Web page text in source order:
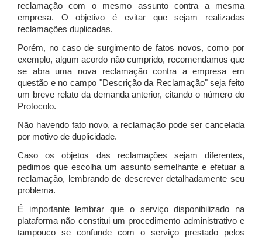
reclamação com o mesmo assunto contra a mesma
empresa. O objetivo é evitar que sejam realizadas
reclamações duplicadas.
Porém, no caso de surgimento de fatos novos, como por
exemplo, algum acordo não cumprido, recomendamos que
se abra uma nova reclamação contra a empresa em
questão e no campo "Descrição da Reclamação" seja feito
um breve relato da demanda anterior, citando o número do
Protocolo.
Não havendo fato novo, a reclamação pode ser cancelada
por motivo de duplicidade.
Caso os objetos das reclamações sejam diferentes,
pedimos que escolha um assunto semelhante e efetuar a
reclamação, lembrando de descrever detalhadamente seu
problema.
É importante lembrar que o serviço disponibilizado na
plataforma não constitui um procedimento administrativo e
tampouco se confunde com o serviço prestado pelos